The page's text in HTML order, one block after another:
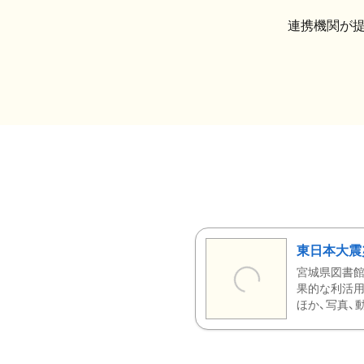
連携機関が
東日本大
宮城県図書
果的な利活
ほか、写真、